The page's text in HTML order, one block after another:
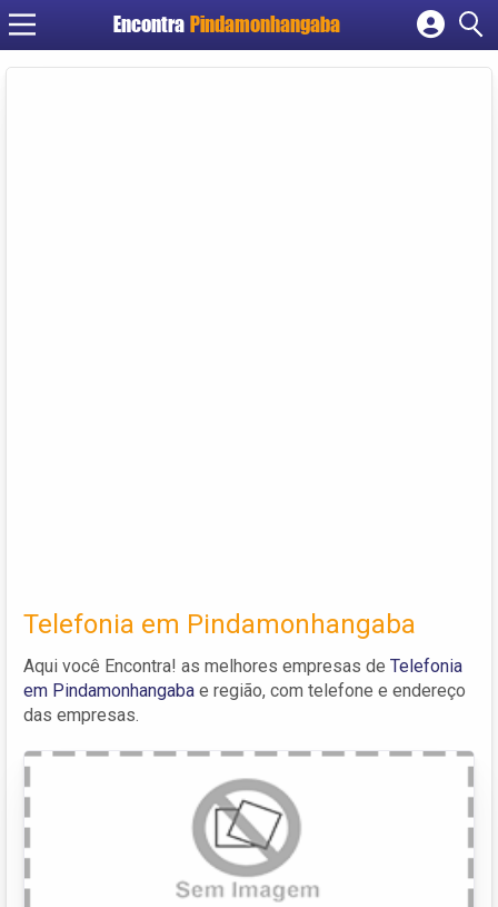
Encontra Pindamonhangaba
Cadastrar empresa
Telefonia em Pindamonhangaba
Aqui você Encontra! as melhores empresas de Telefonia
em Pindamonhangaba e região, com telefone e endereço
das empresas.